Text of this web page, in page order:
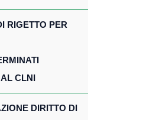
RIGETTO PER
CLNI
DIRITTO DI